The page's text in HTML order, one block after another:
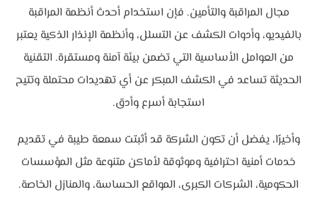
مجال المراقبة والتأمين. فإن استخدام أحدث أنظمة المراقبة
بالفيديو، وأدوات الكشف عن التسلل، وأنظمة الإنذار الذكية يعتبر
من العوامل الأساسية التي تضمن بيئة آمنة ومستقرة. التقنية
الحديثة تساعد في الكشف المبكر عن أي تهديدات محتملة وتتيح
استجابة أسرع وأدق.
وأخيرًا، يفضل أن تكون الشركة قد أثبتت سمعة طيبة في تقديم
خدمات أمنية احترافية وموثوقة لأماكن متنوعة مثل المؤسسات
الحكومية، الشركات الكبرى، المواقع الحساسة، والمنازل الخاصة.